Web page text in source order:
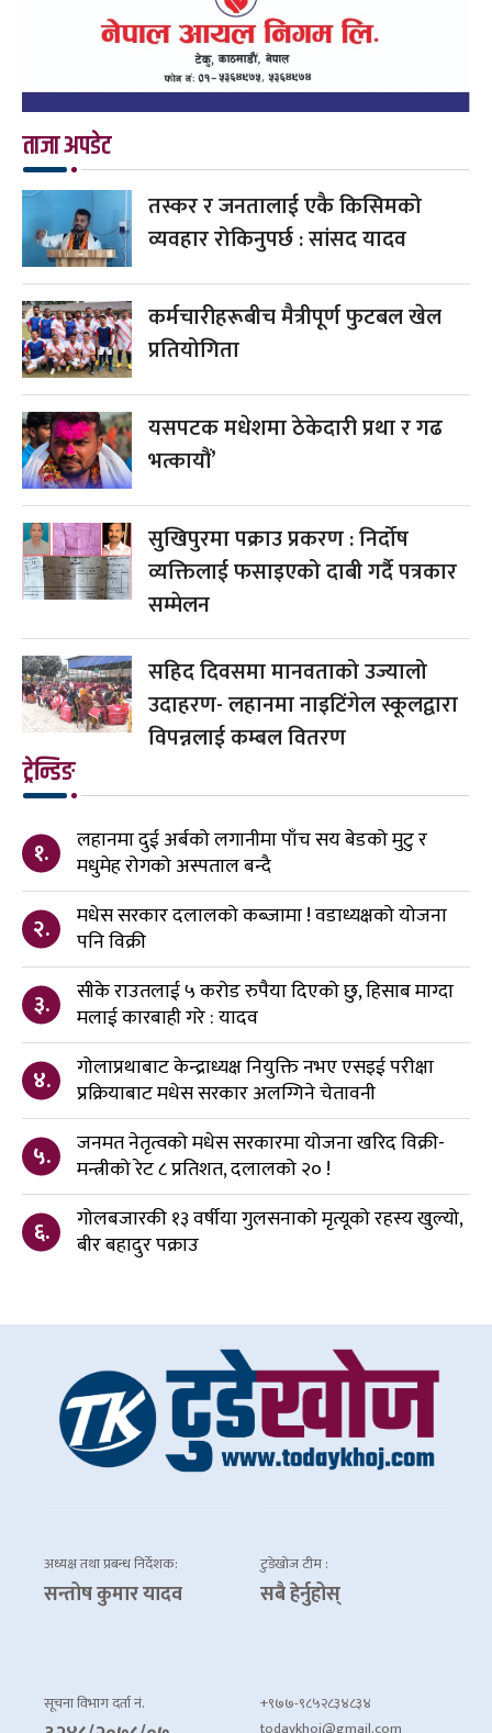
ताजा अपडेट
तस्कर र जनतालाई एकै किसिमको
व्यवहार रोकिनुपर्छ : सांसद यादव
कर्मचारीहरूबीच मैत्रीपूर्ण फुटबल खेल
प्रतियोगिता
यसपटक मधेशमा ठेकेदारी प्रथा र गढ
भत्कायौं’
सुखिपुरमा पक्राउ प्रकरण : निर्दोष
व्यक्तिलाई फसाइएको दाबी गर्दै पत्रकार
सम्मेलन
सहिद दिवसमा मानवताको उज्यालो
उदाहरण- लहानमा नाइटिंगेल स्कूलद्वारा
विपन्नलाई कम्बल वितरण
ट्रेन्डिङ
१.
लहानमा दुई अर्बको लगानीमा पाँच सय बेडको मुटु र
मधुमेह रोगको अस्पताल बन्दै
२.
मधेस सरकार दलालको कब्जामा ! वडाध्यक्षको योजना
पनि विक्री
३.
सीके राउतलाई ५ करोड रुपैया दिएको छु, हिसाब माग्दा
मलाई कारबाही गरे : यादव
४.
गोलाप्रथाबाट केन्द्राध्यक्ष नियुक्ति नभए एसइई परीक्षा
प्रक्रियाबाट मधेस सरकार अलग्गिने चेतावनी
५.
जनमत नेतृत्वको मधेस सरकारमा योजना खरिद विक्री-
मन्त्रीको रेट ८ प्रतिशत, दलालको २० !
६.
गोलबजारकी १३ वर्षीया गुलसनाको मृत्यूको रहस्य खुल्यो,
बीर बहादुर पक्राउ
अध्यक्ष तथा प्रबन्ध निर्देशक:
सन्तोष कुमार यादव
टुडेखोज टीम :
सबै हेर्नुहोस्
सूचना विभाग दर्ता नं.
+९७७-९८५२८३४८३४